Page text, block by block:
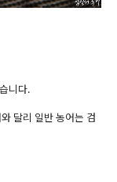
니다.
달리 일반 농어는 검